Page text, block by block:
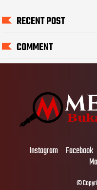
RECENT POST
COMMENT
Instagram Facebook
©